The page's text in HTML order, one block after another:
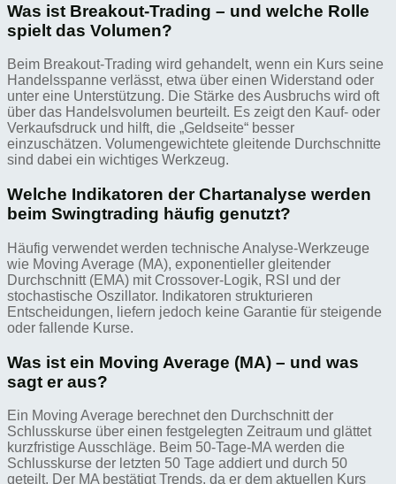
Was ist Breakout-Trading – und welche Rolle
spielt das Volumen?
Beim Breakout-Trading wird gehandelt, wenn ein Kurs seine
Handelsspanne verlässt, etwa über einen Widerstand oder
unter eine Unterstützung. Die Stärke des Ausbruchs wird oft
über das Handelsvolumen beurteilt. Es zeigt den Kauf- oder
Verkaufsdruck und hilft, die „Geldseite“ besser
einzuschätzen. Volumengewichtete gleitende Durchschnitte
sind dabei ein wichtiges Werkzeug.
Welche Indikatoren der Chartanalyse werden
beim Swingtrading häufig genutzt?
Häufig verwendet werden technische Analyse-Werkzeuge
wie Moving Average (MA), exponentieller gleitender
Durchschnitt (EMA) mit Crossover-Logik, RSI und der
stochastische Oszillator. Indikatoren strukturieren
Entscheidungen, liefern jedoch keine Garantie für steigende
oder fallende Kurse.
Was ist ein Moving Average (MA) – und was
sagt er aus?
Ein Moving Average berechnet den Durchschnitt der
Schlusskurse über einen festgelegten Zeitraum und glättet
kurzfristige Ausschläge. Beim 50‑Tage‑MA werden die
Schlusskurse der letzten 50 Tage addiert und durch 50
geteilt. Der MA bestätigt Trends, da er dem aktuellen Kurs